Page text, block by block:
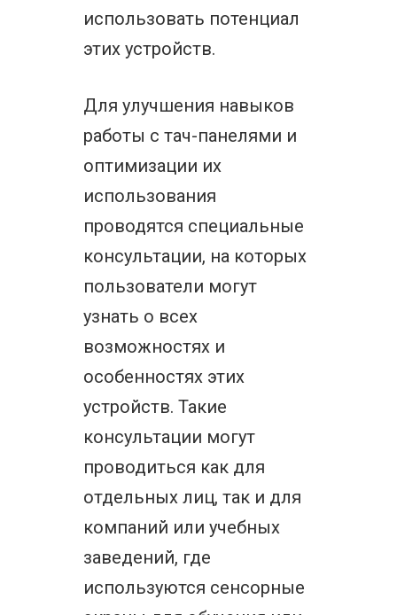
использовать потенциал
этих устройств.
Для улучшения навыков
работы с тач-панелями и
оптимизации их
использования
проводятся специальные
консультации, на которых
пользователи могут
узнать о всех
возможностях и
особенностях этих
устройств. Такие
консультации могут
проводиться как для
отдельных лиц, так и для
компаний или учебных
заведений, где
используются сенсорные